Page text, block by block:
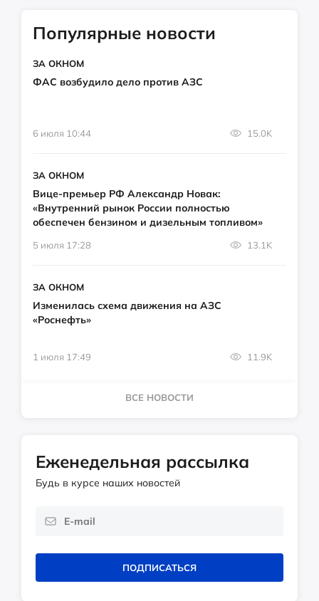
Популярные новости
ЗА ОКНОМ
ФАС возбудило дело против АЗС
6 июля 10:44 15.0K
ЗА ОКНОМ
Вице-премьер РФ Александр Новак:
«Внутренний рынок России полностью
обеспечен бензином и дизельным топливом»
5 июля 17:28 13.1K
ЗА ОКНОМ
Изменилась схема движения на АЗС
«Роснефть»
1 июля 17:49 11.9K
ВСЕ НОВОСТИ
Еженедельная рассылка
Будь в курсе наших новостей
ПОДПИСАТЬСЯ